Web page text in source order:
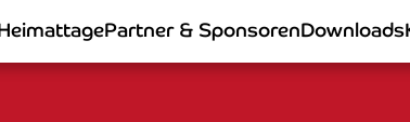
Partner & SponsorenDownloads